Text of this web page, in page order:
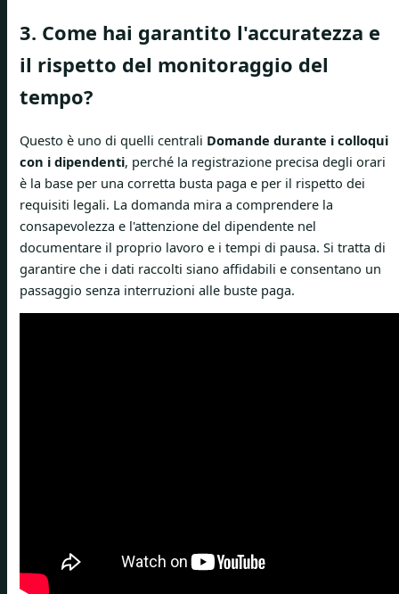
3. Come hai garantito l'accuratezza e
il rispetto del monitoraggio del
tempo?
Questo è uno di quelli centrali Domande durante i colloqui
con i dipendenti, perché la registrazione precisa degli orari
è la base per una corretta busta paga e per il rispetto dei
requisiti legali. La domanda mira a comprendere la
consapevolezza e l'attenzione del dipendente nel
documentare il proprio lavoro e i tempi di pausa. Si tratta di
garantire che i dati raccolti siano affidabili e consentano un
passaggio senza interruzioni alle buste paga.